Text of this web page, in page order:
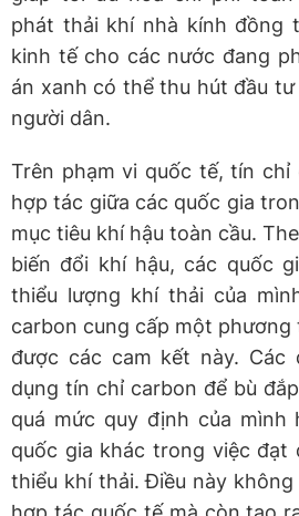
phát thải khí nhà kính đồng
kinh tế cho các nước đang
án xanh có thể thu hút đầu
người dân.
Trên phạm vi quốc tế, tín
hợp tác giữa các quốc gia
mục tiêu khí hậu toàn cầu.
biến đổi khí hậu, các quốc
thiểu lượng khí thải của
carbon cung cấp một phương
được các cam kết này. Các
dụng tín chỉ carbon để bù
quá mức quy định của mình
quốc gia khác trong việc đạt
thiểu khí thải. Điều này